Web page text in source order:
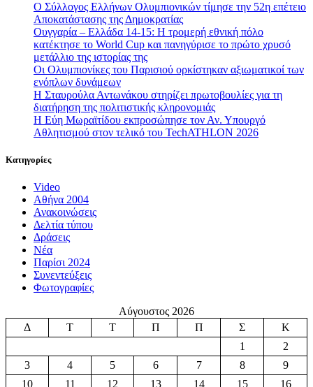
Ο Σύλλογος Ελλήνων Ολυμπιονικών τίμησε την 52η επέτειο
Αποκατάστασης της Δημοκρατίας
Ουγγαρία – Ελλάδα 14-15: Η τρομερή εθνική πόλο
κατέκτησε το World Cup και πανηγύρισε το πρώτο χρυσό
μετάλλιο της ιστορίας της
Οι Ολυμπιονίκες του Παρισιού ορκίστηκαν αξιωματικοί των
ενόπλων δυνάμεων
Η Σταυρούλα Αντωνάκου στηρίζει πρωτοβουλίες για τη
διατήρηση της πολιτιστικής κληρονομιάς
Η Εύη Μωραϊτίδου εκπροσώπησε τον Αν. Υπουργό
Αθλητισμού στον τελικό του TechATHLON 2026
Κατηγορίες
Video
Αθήνα 2004
Ανακοινώσεις
Δελτία τύπου
Δράσεις
Νέα
Παρίσι 2024
Συνεντεύξεις
Φωτογραφίες
Αύγουστος 2026
Δ
Τ Τ Π Π Σ
Κ
1
2
3
4 5 6 7 8
9
10
11 12 13 14 15
16